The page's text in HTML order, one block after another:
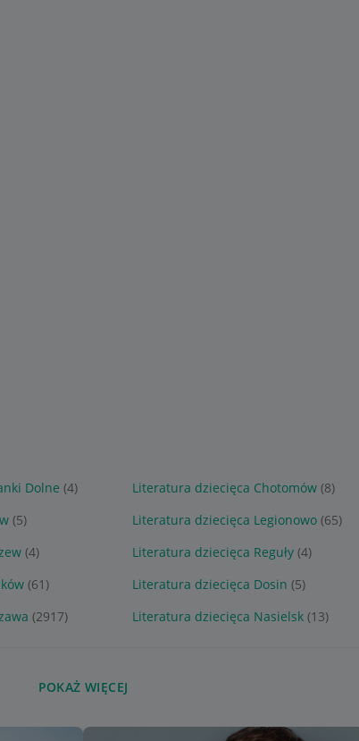
Dolne (4) Literatura dziecięca Chotomów (8)
(5) Literatura dziecięca Legionowo (65)
(4) Literatura dziecięca Reguły (4)
(61) Literatura dziecięca Dosin (5)
(2917) Literatura dziecięca Nasielsk (13)
POKAŻ WIĘCEJ